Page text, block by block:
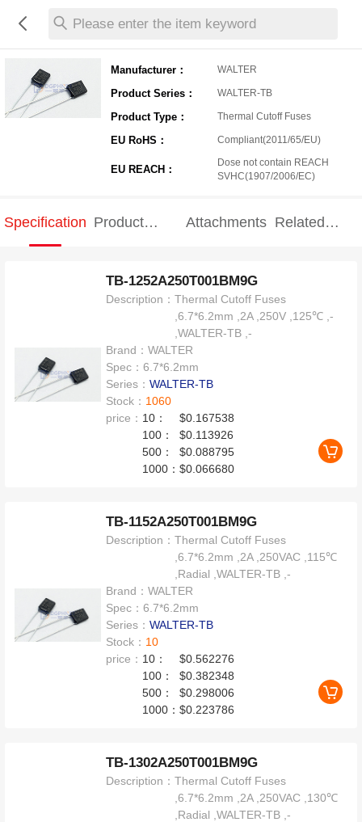
Please enter the item keyword
Manufacturer： WALTER
Product Series： WALTER-TB
Product Type： Thermal Cutoff Fuses
EU RoHS： Compliant(2011/65/EU)
EU REACH：
Dose not contain REACH
SVHC(1907/2006/EC)
Specification Product
Attachments Related
TB-1252A250T001BM9G
Description：Thermal Cutoff Fuses
,6.7*6.2mm ,2A ,250V ,125℃ ,-
,WALTER-TB ,-
Brand：WALTER
Spec：6.7*6.2mm
Series：WALTER-TB
Stock： 1060
price： 10：
$0.167538
100：
$0.113926
500：
$0.088795
1000：$0.066680
TB-1152A250T001BM9G
Description：Thermal Cutoff Fuses
,6.7*6.2mm ,2A ,250VAC ,115℃
,Radial ,WALTER-TB ,-
Brand：WALTER
Spec：6.7*6.2mm
Series：WALTER-TB
Stock： 10
price： 10：
$0.562276
100：
$0.382348
500：
$0.298006
1000：$0.223786
TB-1302A250T001BM9G
Description：Thermal Cutoff Fuses
,6.7*6.2mm ,2A ,250VAC ,130℃
,Radial ,WALTER-TB ,-